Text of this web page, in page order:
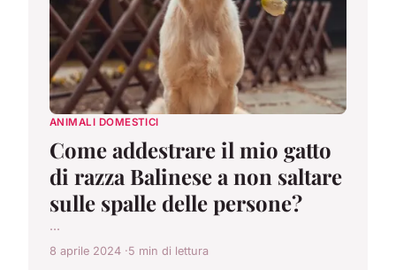
ANIMALI DOMESTICI
Come addestrare il mio gatto
di razza Balinese a non saltare
sulle spalle delle persone?
...
8 aprile 2024 5 min di lettura